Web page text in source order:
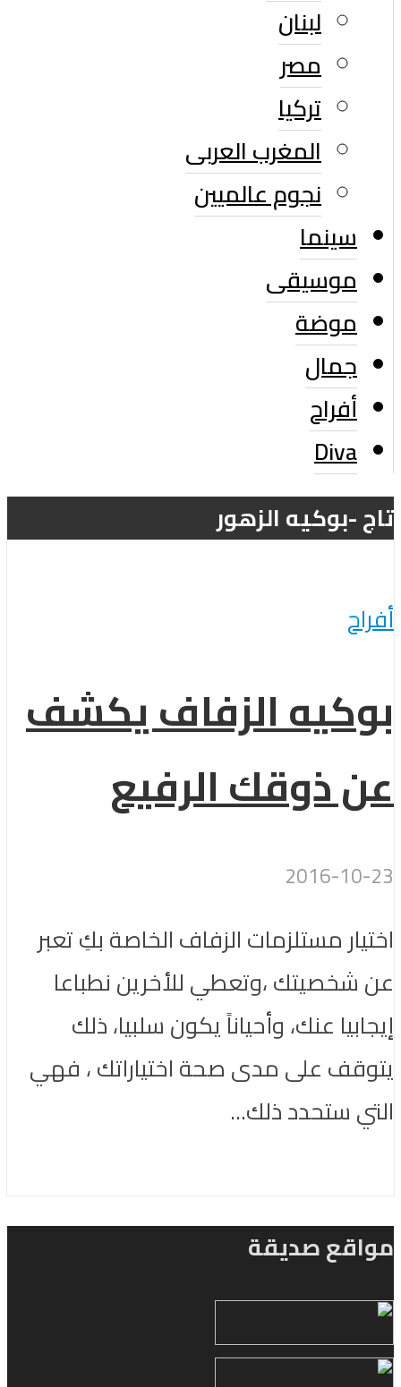
لبنان
مصر
تركيا
المغرب العربى
نجوم عالميين
سينما
موسيقى
موضة
جمال
أفراح
Diva
تاج -بوكيه الزهور
أفراح
بوكيه الزفاف يكشف
عن ذوقك الرفيع
2016-10-23
اختيار مستلزمات الزفاف الخاصة بكِ تعبر
عن شخصيتك ،وتعطي للأخرين نطباعا
إيجابيا عنك، وأحياناً يكون سلبيا، ذلك
يتوقف على مدى صحة اختياراتك ، فهي
التي ستحدد ذلك...
مواقع صديقة